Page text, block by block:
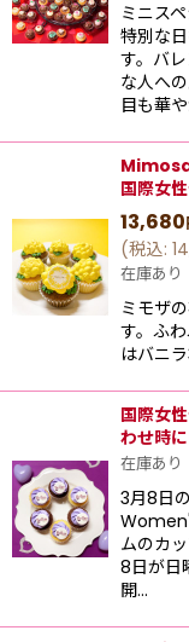
ミニス
特別な
す。バ
な人へ
目も華
国際女性
13,680
(税込:
在庫あり
ミモザ
す。ふ
はバニ
国際女
わせ時
在庫あり
3月8日
ムのカ
8日が日
開…